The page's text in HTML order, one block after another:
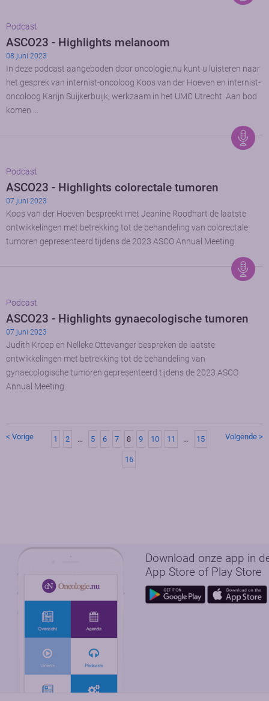
Podcast
ASCO23 - Highlights melanoom
08 juni 2023
In deze podcast aangeboden door oncologie.nu kunt u luisteren naar
het gesprek van internist-oncoloog Koos van der Hoeven en internist-
oncoloog Karijn Suijkerbuijk, werkzaam in het UMC Utrecht. Aan bod
komen …
Podcast
ASCO23 - Highlights colorectale tumoren
07 juni 2023
Koos van der Hoeven bespreekt met Jeanine Roodhart de laatste
ontwikkelingen met betrekking tot de behandeling van colorectale
tumoren gepresenteerd tijdens de 2023 ASCO Annual Meeting.
Podcast
ASCO23 - Highlights gynaecologische tumoren
07 juni 2023
Judith Kroep en Nelleke Ottevanger bespreken de laatste
ontwikkelingen met betrekking tot de behandeling van
gynaecologische tumoren gepresenteerd tijdens de 2023 ASCO
Annual Meeting.
< Vorige 1 2 … 5 6 7 8 9 10 11 … 15
16
Volgende >
Download onze app in
App Store of Play Store